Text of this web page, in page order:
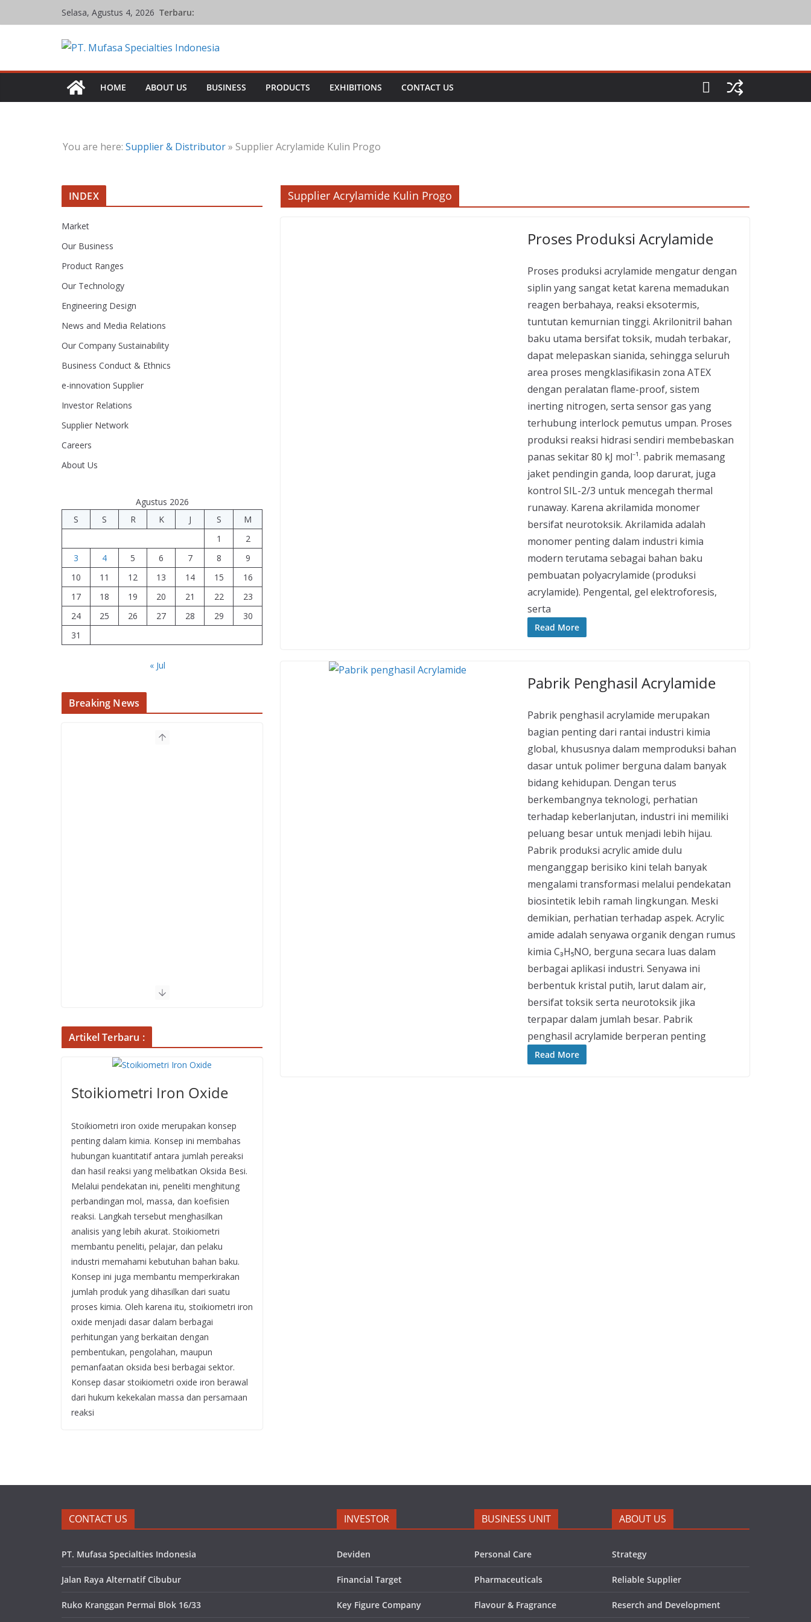
to
Selasa, Agustus 4, 2026 Terbaru:
HOME ABOUT US BUSINESS PRODUCTS EXHIBITIONS CONTACT US
You are here: Supplier & Distributor» Supplier Acrylamide Kulin Progo
Supplier Acrylamide Kulin Progo
Proses Produksi Acrylamide
Proses produksi acrylamide mengatur dengan
siplin yang sangat ketat karena memadukan
reagen berbahaya, reaksi eksotermis,
tuntutan kemurnian tinggi. Akrilonitril bahan
baku utama bersifat toksik, mudah terbakar,
dapat melepaskan sianida, sehingga seluruh
area proses mengklasifikasin zona ATEX
dengan peralatan flame-proof, sistem
inerting nitrogen, serta sensor gas yang
terhubung interlock pemutus umpan. Proses
produksi reaksi hidrasi sendiri membebaskan
panas sekitar 80 kJ mol⁻¹. pabrik memasang
jaket pendingin ganda, loop darurat, juga
kontrol SIL-2/3 untuk mencegah thermal
runaway. Karena akrilamida monomer
bersifat neurotoksik. Akrilamida adalah
monomer penting dalam industri kimia
modern terutama sebagai bahan baku
pembuatan polyacrylamide (produksi
acrylamide). Pengental, gel elektroforesis,
serta
Read More
Pabrik Penghasil Acrylamide
Pabrik penghasil acrylamide merupakan
bagian penting dari rantai industri kimia
global, khususnya dalam memproduksi bahan
dasar untuk polimer berguna dalam banyak
bidang kehidupan. Dengan terus
berkembangnya teknologi, perhatian
terhadap keberlanjutan, industri ini memiliki
peluang besar untuk menjadi lebih hijau.
Pabrik produksi acrylic amide dulu
menganggap berisiko kini telah banyak
mengalami transformasi melalui pendekatan
biosintetik lebih ramah lingkungan. Meski
demikian, perhatian terhadap aspek. Acrylic
amide adalah senyawa organik dengan rumus
kimia C₃H₅NO, berguna secara luas dalam
berbagai aplikasi industri. Senyawa ini
berbentuk kristal putih, larut dalam air,
bersifat toksik serta neurotoksik jika
terpapar dalam jumlah besar. Pabrik
penghasil acrylamide berperan penting
Read More
INDEX
Market
Our Business
Product Ranges
Our Technology
Engineering Design
News and Media Relations
Our Company Sustainability
Business Conduct & Ethnics
e-innovation Supplier
Investor Relations
Supplier Network
Careers
About Us
Agustus 2026
S
S R K J S
M
1
2
3
4 5 6 7 8
9
10
11 12 13 14 15
16
17
18 19 20 21 22
23
24
25 26 27 28 29
30
31
« Jul
Breaking News
Artikel Terbaru :
Stoikiometri Iron Oxide
Stoikiometri iron oxide merupakan konsep
penting dalam kimia. Konsep ini membahas
hubungan kuantitatif antara jumlah pereaksi
dan hasil reaksi yang melibatkan Oksida Besi.
Melalui pendekatan ini, peneliti menghitung
perbandingan mol, massa, dan koefisien
reaksi. Langkah tersebut menghasilkan
analisis yang lebih akurat. Stoikiometri
membantu peneliti, pelajar, dan pelaku
industri memahami kebutuhan bahan baku.
Konsep ini juga membantu memperkirakan
jumlah produk yang dihasilkan dari suatu
proses kimia. Oleh karena itu, stoikiometri iron
oxide menjadi dasar dalam berbagai
perhitungan yang berkaitan dengan
pembentukan, pengolahan, maupun
pemanfaatan oksida besi berbagai sektor.
Konsep dasar stoikiometri oxide iron berawal
dari hukum kekekalan massa dan persamaan
reaksi
CONTACT US
PT. Mufasa Specialties Indonesia
Jalan Raya Alternatif Cibubur
Ruko Kranggan Permai Blok 16/33
INVESTOR
Deviden
Financial Target
Key Figure Company
BUSINESS UNIT
Personal Care
Pharmaceuticals
Flavour & Fragrance
ABOUT US
Strategy
Reliable Supplier
Reserch and Development